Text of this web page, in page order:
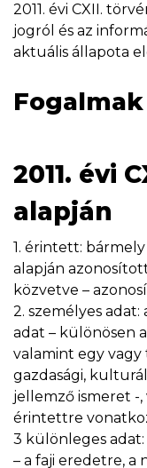
2011. évi CXII.
jogról és az
aktuális állapota
Fogalmak
2011. évi
alapján
1. érintett:
alapján
közvetve –
2. személyes
adat – különösen
valamint egy vagy
gazdasági,
jellemző ismeret -
érintettre
3 különleges adat:
– a faji eredetre, a